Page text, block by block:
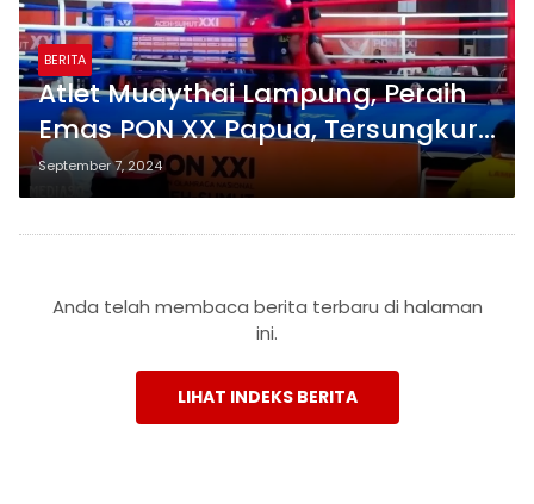
BERITA
Atlet Muaythai Lampung, Peraih
Emas PON XX Papua, Tersungkur
dan Dilarikan ke Rumah Sakit
Setelah KO di PON XXI Aceh-
Sumut
September 7, 2024
Anda telah membaca berita terbaru di halaman
ini.
LIHAT INDEKS BERITA